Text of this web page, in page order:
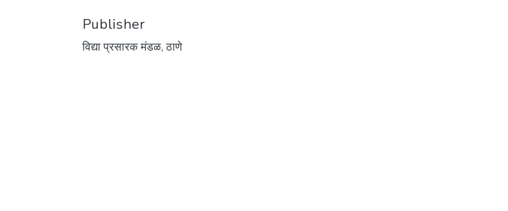
Publisher
विद्या प्रसारक मंडळ, ठाणे